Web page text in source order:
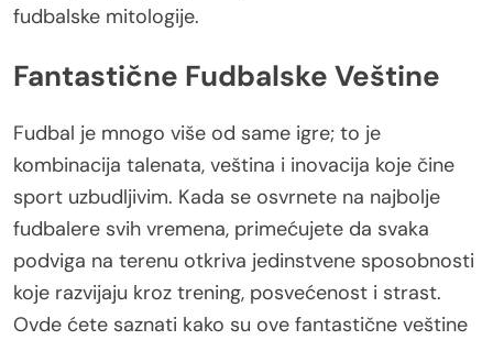
fudbalske mitologije.
Fantastične Fudbalske Veštine
Fudbal je mnogo više od same igre; to je
kombinacija talenata, veština i inovacija koje čine
sport uzbudljivim. Kada se osvrnete na najbolje
fudbalere svih vremena, primećujete da svaka
podviga na terenu otkriva jedinstvene sposobnosti
koje razvijaju kroz trening, posvećenost i strast.
Ovde ćete saznati kako su ove fantastične veštine